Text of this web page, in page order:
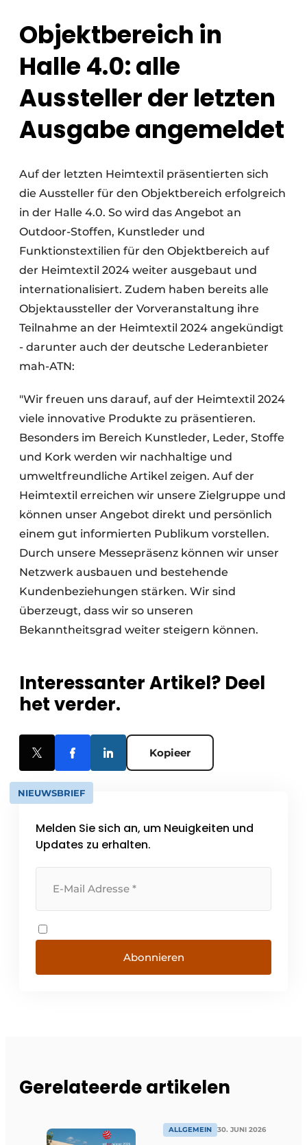
Objektbereich in
Halle 4.0: alle
Aussteller der letzten
Ausgabe angemeldet
Auf der letzten Heimtextil präsentierten sich
die Aussteller für den Objektbereich erfolgreich
in der Halle 4.0. So wird das Angebot an
Outdoor-Stoffen, Kunstleder und
Funktionstextilien für den Objektbereich auf
der Heimtextil 2024 weiter ausgebaut und
internationalisiert. Zudem haben bereits alle
Objektaussteller der Vorveranstaltung ihre
Teilnahme an der Heimtextil 2024 angekündigt
- darunter auch der deutsche Lederanbieter
mah-ATN:
"Wir freuen uns darauf, auf der Heimtextil 2024
viele innovative Produkte zu präsentieren.
Besonders im Bereich Kunstleder, Leder, Stoffe
und Kork werden wir nachhaltige und
umweltfreundliche Artikel zeigen. Auf der
Heimtextil erreichen wir unsere Zielgruppe und
können unser Angebot direkt und persönlich
einem gut informierten Publikum vorstellen.
Durch unsere Messepräsenz können wir unser
Netzwerk ausbauen und bestehende
Kundenbeziehungen stärken. Wir sind
überzeugt, dass wir so unseren
Bekanntheitsgrad weiter steigern können.
Interessanter Artikel? Deel
het verder.
Kopieer
NIEUWSBRIEF
Melden Sie sich an, um Neuigkeiten und
Updates zu erhalten.
Abonnieren
Gerelateerde artikelen
ALLGEMEIN 30. JUNI 2026